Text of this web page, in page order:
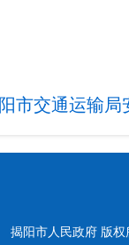
市交通运输
揭阳市人民政府 版